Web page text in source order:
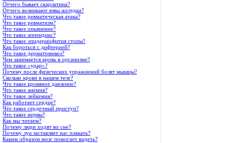
Отчего бывает скарлатина?
Отчего возникают язвы желудка?
Что такое ревматическая атака?
Что такое ревматизм?
Что такое опьянение?
Что такое аппендикс?
Что такое эпидермофития стопы?
Как бороться с дифтерией?
Что такое дерматомикоз?
Чем занимается кровь в организме?
Что такое «удар»?
Почему после физических упражнений болят мышцы?
Сколько крови в нашем теле?
Что такое кровяное давление?
Что такое анемия?
Что такое лейкемия?
Как работает сердце?
Что такое сердечный приступ?
Что такое нервы?
Как мы читаем?
Почему люди ходят во сне?
Почему лук заставляет нас плакать?
Каким образом мозг помогает видеть?